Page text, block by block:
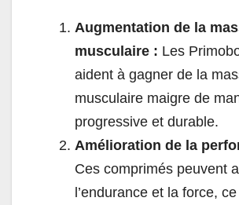
Augmentation de la
musculaire : Les
aident à gagner de la
musculaire maigre de
progressive et durable.
Amélioration de la
Ces comprimés peuvent
l’endurance et la force,